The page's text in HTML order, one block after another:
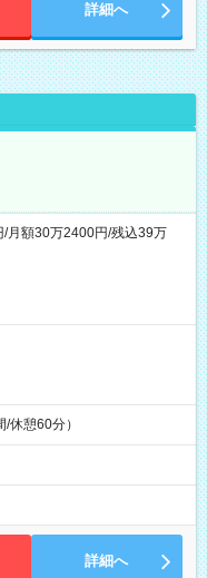
詳細へ
額30万2400円/残込39万
休憩60分）
詳細へ